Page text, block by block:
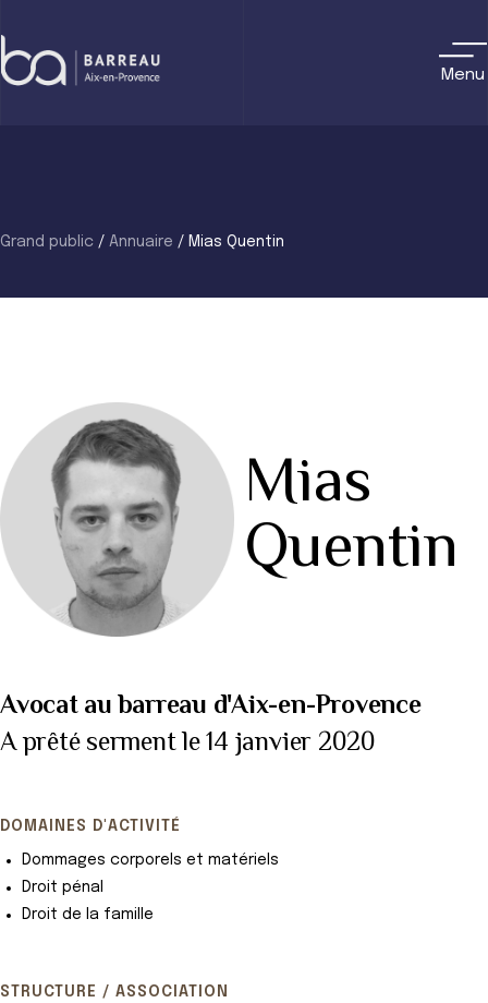
to
content
Menu
Grand public / Annuaire / Mias Quentin
Mias
Quentin
Avocat au barreau d'Aix-en-Provence
A prêté serment le 14 janvier 2020
DOMAINES D'ACTIVITÉ
Dommages corporels et matériels
Droit pénal
Droit de la famille
STRUCTURE / ASSOCIATION